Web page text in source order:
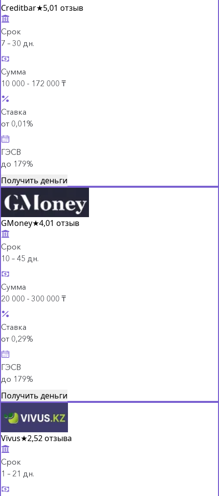
Creditbar★5,01 отзыв
Срок
7 – 30 дн.
Сумма
10 000 - 172 000 ₸
Ставка
от 0,01%
ГЭСВ
до 179%
Получить деньги
GMoney★4,01 отзыв
Срок
10 – 45 дн.
Сумма
20 000 - 300 000 ₸
Ставка
от 0,29%
ГЭСВ
до 179%
Получить деньги
Vivus★2,52 отзыва
Срок
1 – 21 дн.